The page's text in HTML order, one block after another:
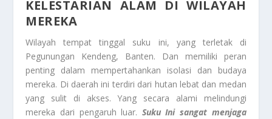
KELESTARIAN ALAM DI WILAYAH
MEREKA
Wilayah tempat tinggal suku ini, yang terletak di
Pegunungan Kendeng, Banten. Dan memiliki peran
penting dalam mempertahankan isolasi dan budaya
mereka. Di daerah ini terdiri dari hutan lebat dan medan
yang sulit di akses. Yang secara alami melindungi
mereka dari pengaruh luar. Suku Ini sangat menjaga